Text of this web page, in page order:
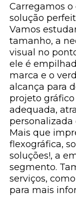
Carregamos
solução
Vamos
tamanho, a
visual no
ele é
marca e o
alcança para
projeto
adequada,
personalizada
Mais que
flexográfica,
soluções!, a
segmento.
serviços,
para mais